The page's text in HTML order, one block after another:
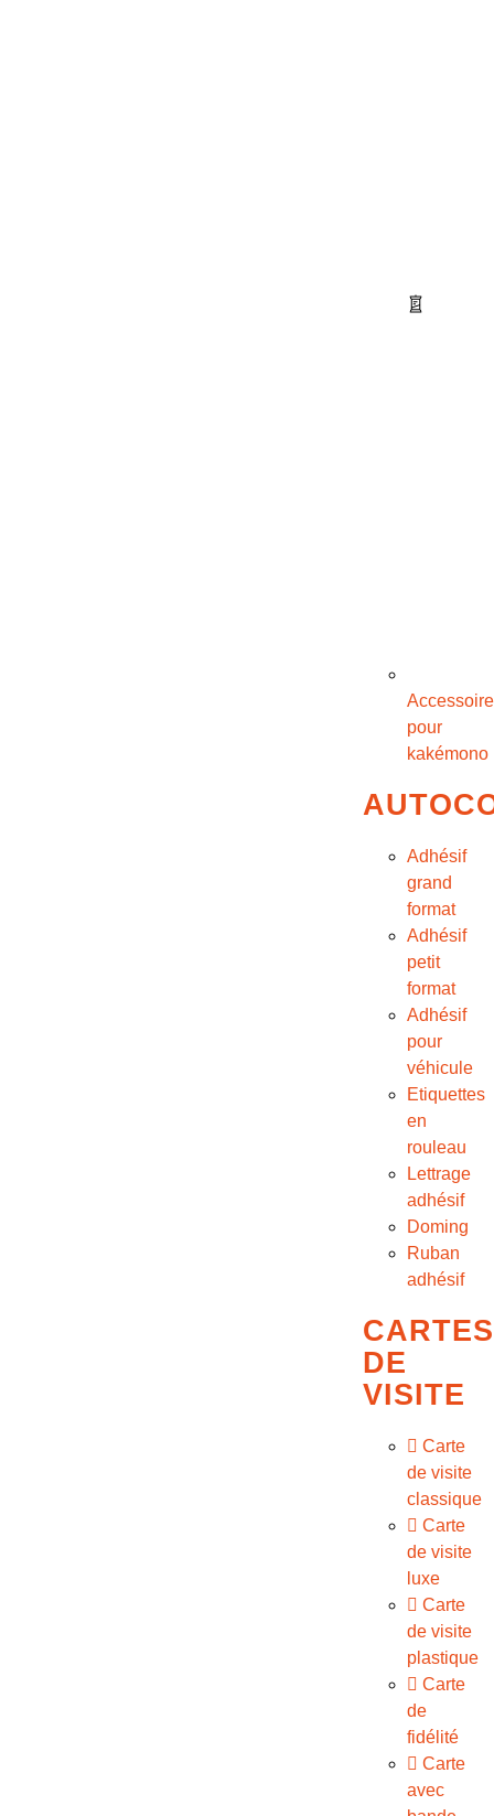
Accessoire
pour
kakémono
Adhésif
grand
format
Adhésif
petit
format
Adhésif
pour
véhicule
Etiquettes
en
rouleau
Lettrage
adhésif
Doming
Ruban
adhésif
CARTES
DE
VISITE
Carte
de visite
classique
Carte
de visite
luxe
Carte
de visite
plastique
Carte
de
fidélité
Carte
avec